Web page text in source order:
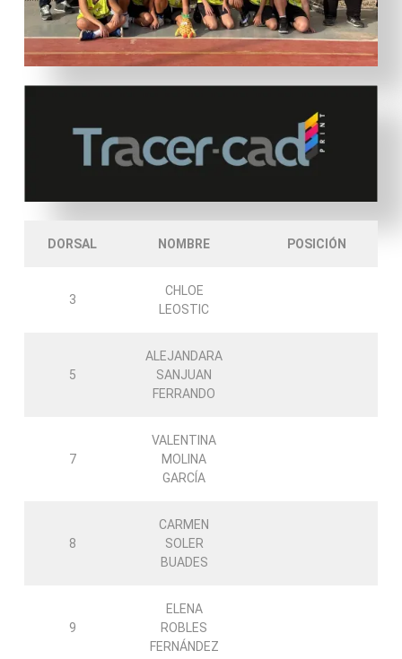
DORSAL NOMBRE POSICIÓN
3
CHLOE
LEOSTIC
5
ALEJANDARA
SANJUAN
FERRANDO
7
VALENTINA
MOLINA
GARCÍA
8
CARMEN
SOLER
BUADES
9
ELENA
ROBLES
FERNÁNDEZ